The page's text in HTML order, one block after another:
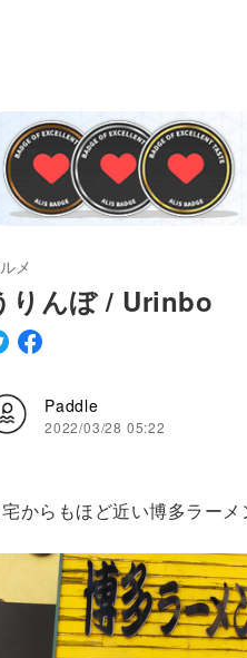
メ
りんぼ / Urinbo
Paddle
2022/03/28 05:22
宅からもほど近い博多ラー